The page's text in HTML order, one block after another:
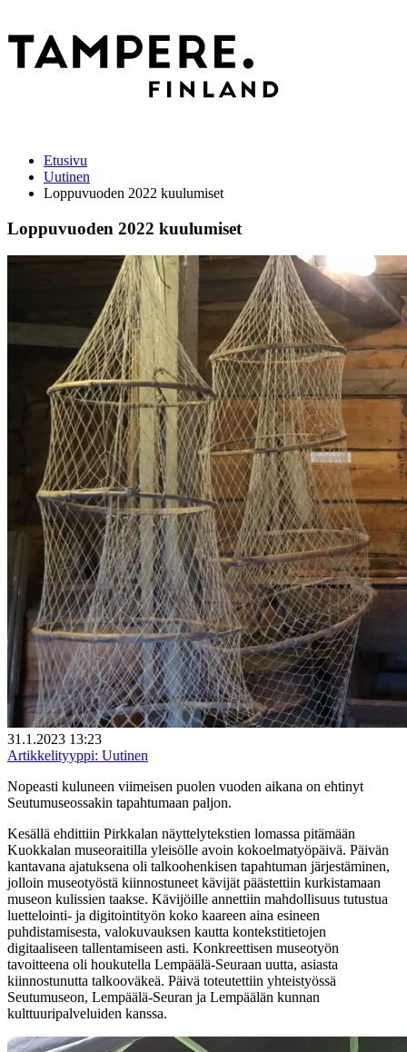
Etusivu
Uutinen
Loppuvuoden 2022 kuulumiset
Loppuvuoden 2022 kuulumiset
31.1.2023 13:23
Artikkelityyppi: Uutinen
Nopeasti kuluneen viimeisen puolen vuoden aikana on ehtinyt
Seutumuseossakin tapahtumaan paljon.
Kesällä ehdittiin Pirkkalan näyttelytekstien lomassa pitämään
Kuokkalan museoraitilla yleisölle avoin kokoelmatyöpäivä. Päivän
kantavana ajatuksena oli talkoohenkisen tapahtuman järjestäminen,
jolloin museotyöstä kiinnostuneet kävijät päästettiin kurkistamaan
museon kulissien taakse. Kävijöille annettiin mahdollisuus tutustua
luettelointi- ja digitointityön koko kaareen aina esineen
puhdistamisesta, valokuvauksen kautta kontekstitietojen
digitaaliseen tallentamiseen asti. Konkreettisen museotyön
tavoitteena oli houkutella Lempäälä-Seuraan uutta, asiasta
kiinnostunutta talkooväkeä. Päivä toteutettiin yhteistyössä
Seutumuseon, Lempäälä-Seuran ja Lempäälän kunnan
kulttuuripalveluiden kanssa.